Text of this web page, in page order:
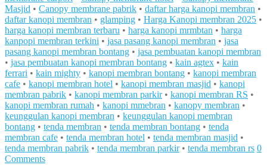
Masjid • Canopy membrane pabrik • daftar harga kanopi membran •
daftar kanopi membran • glamping • Harga Kanopi membran 2025 •
harga kanopi membran terbaru • harga kanopi mrmbtan • harga
kanpopi membran terkini • jasa pasang kanopi membran • jasa
pasang kanopi membran bontang • jasa pembuatan kanopi membran
• jasa pembuatan kanopi membran bontang • kain agtex • kain
ferrari • kain mighty • kanopi membran bontang • kanopi membran
cafe • kanopi membran hotel • kanopi membran masjid • kanopi
membran pabrik • kanopi membran parkir• kanopi membran RS •
kanopi membran rumah • kanopi mmebran • kanopy membran •
keunggulan kanopi membran • keunggulan kanopi membran
bontang • tenda membran • tenda membran bontang • tenda
membran cafe • tenda membran hotel • tenda membran masjid •
tenda membran pabrik • tenda membran parkir• tenda membran rs 0
Comments